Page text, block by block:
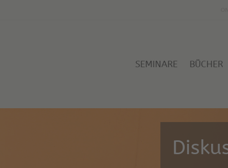
SEMINARE BÜCHER